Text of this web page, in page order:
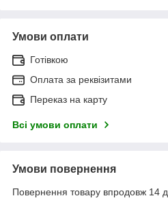
Умови оплати
Готівкою
Оплата за реквізитами
Переказ на карту
Всі умови оплати
Умови повернення
Повернення товару впродовж 14